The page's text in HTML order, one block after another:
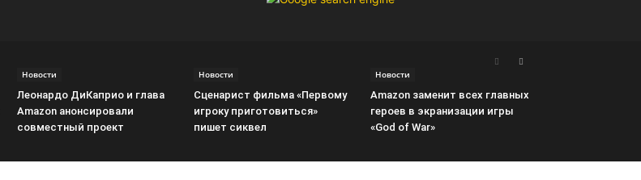
Новости
Леонардо ДиКаприо и глава
Amazon анонсировали
совместный проект
Новости
Сценарист фильма «Первому
игроку приготовиться»
пишет сиквел
Новости
Amazon заменит всех главных
героев в экранизации игры
«God of War»